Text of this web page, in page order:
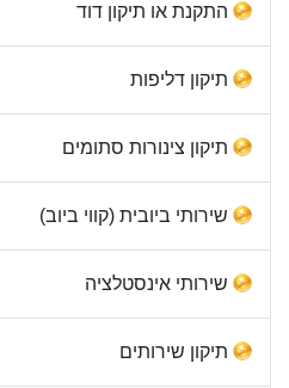
התקנת או תיקון דוד
תיקון דליפות
תיקון צינורות סתומים
שירותי ביובית (קווי ביוב)
שירותי אינסטלציה
תיקון שירותים